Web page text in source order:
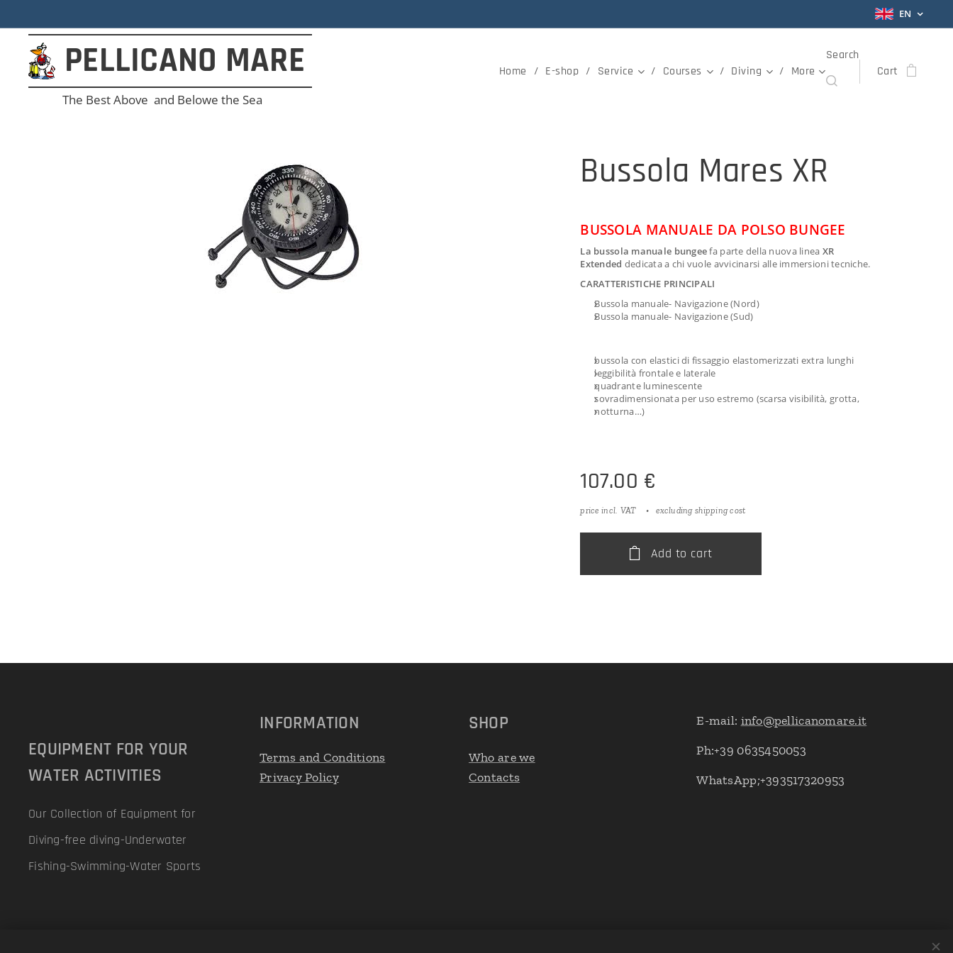
EN
PELLICANO MARE
The Best Above and Belowe the Sea
Home E-shop Service Courses Diving More
Search
Cart
Bussola Mares XR
BUSSOLA MANUALE DA POLSO BUNGEE
La bussola manuale bungeefa parte della nuova linea XR
Extended dedicata a chi vuole avvicinarsi alle immersioni tecniche.
CARATTERISTICHE PRINCIPALI
Bussola manuale- Navigazione (Nord)
Bussola manuale- Navigazione (Sud)
bussola con elastici di fissaggio elastomerizzati extra lunghi
leggibilità frontale e laterale
quadrante luminescente
sovradimensionata per uso estremo (scarsa visibilità, grotta,
notturna…)
107.00 €
price incl. VAT excluding shipping cost
Add to cart
EQUIPMENT FOR YOUR
WATER ACTIVITIES
Our Collection of Equipment for
Diving-free diving-Underwater
Fishing-Swimming-Water Sports
INFORMATION
Terms and Conditions
Privacy Policy
SHOP
Who are we
Contacts
E-mail: info@pellicanomare.it
Ph:+39 0635450053
WhatsApp;+393517320953